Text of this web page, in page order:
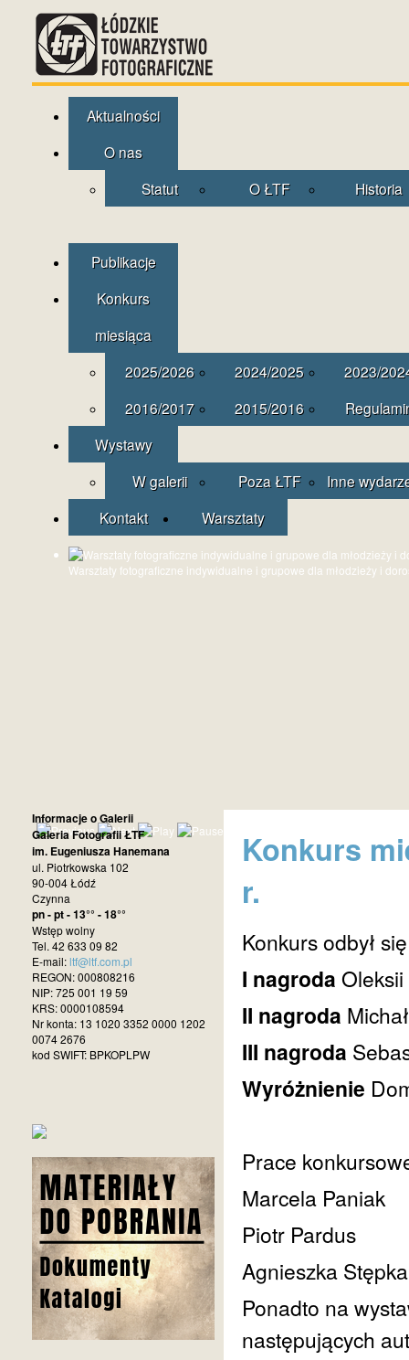
Aktualności
O nas
Statut
O ŁTF Historia
Publikacje
Konkurs
miesiąca
2025/2026
2024/2025
2023/
2016/2017
2015/2016
Wystawy
W galerii
Poza ŁTF
Inne
Kontakt
Warsztaty
Warsztaty fotograficzne indywidualne i grupowe dla młodzieży i
Konkurs
r.
Konkurs odbył
I nagroda Oleksii
II nagroda
III nagroda
Wyróżnienie
Prace
Marcela Paniak
Piotr Pardus
Agnieszka Stępka
Ponadto na
następujących
Informacje o Galerii
Galeria Fotografii ŁTF
im. Eugeniusza Hanemana
ul. Piotrkowska 102
90-004 Łódź
Czynna
pn - pt - 13°° - 18°°
Wstęp wolny
Tel. 42 633 09 82
E-mail:ltf@ltf.com.pl
REGON: 000808216
NIP: 725 001 19 59
KRS: 0000108594
Nr konta: 13 1020 3352 0000 1202
0074 2676
kod SWIFT: BPKOPLPW